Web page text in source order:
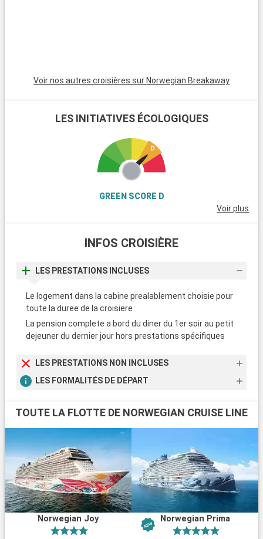
Voir nos autres croisières sur Norwegian Breakaway
LES INITIATIVES ÉCOLOGIQUES
GREEN SCORE D
Voir plus
INFOS CROISIÈRE
LES PRESTATIONS INCLUSES
Le logement dans la cabine prealablement choisie pour
toute la duree de la croisiere
La pension complete a bord du diner du 1er soir au petit
dejeuner du dernier jour hors prestations spécifiques
LES PRESTATIONS NON INCLUSES
LES FORMALITÉS DE DÉPART
TOUTE LA FLOTTE DE NORWEGIAN CRUISE LINE
Norwegian Joy Norwegian Prima